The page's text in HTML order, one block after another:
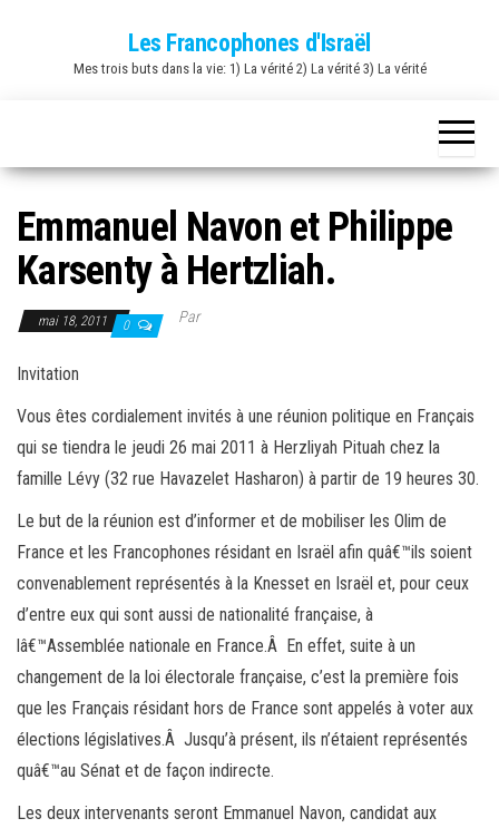
Les Francophones d'Israël
Mes trois buts dans la vie: 1) La vérité 2) La vérité 3) La vérité
Emmanuel Navon et Philippe
Karsenty à Hertzliah.
mai 18, 2011 0 Par
Invitation
Vous êtes cordialement invités à une réunion politique en Français
qui se tiendra le jeudi 26 mai 2011 à Herzliyah Pituah chez la
famille Lévy (32 rue Havazelet Hasharon) à partir de 19 heures 30.
Le but de la réunion est d’informer et de mobiliser les Olim de
France et les Francophones résidant en Israël afin quâ€™ils soient
convenablement représentés à la Knesset en Israël et, pour ceux
d’entre eux qui sont aussi de nationalité française, à
lâ€™Assemblée nationale en France.Â En effet, suite à un
changement de la loi électorale française, c’est la première fois
que les Français résidant hors de France sont appelés à voter aux
élections législatives.Â Jusqu’à présent, ils n’étaient représentés
quâ€™au Sénat et de façon indirecte.
Les deux intervenants seront Emmanuel Navon, candidat aux